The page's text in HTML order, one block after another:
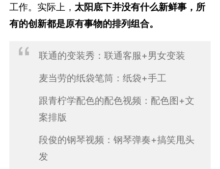
工作。实际上， 太阳底下并没有什么新鲜事，所
有的创新都是原有事物的排列组合。
联通的变装秀：联通客服+男女变装
麦当劳的纸袋笔筒：纸袋+手工
跟青柠学配色的配色视频：配色图+文
案排版
段俊的钢琴视频：钢琴弹奏+搞笑甩头
发